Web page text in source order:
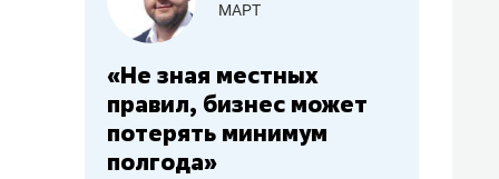
МАРТ
«Не зная местных
правил, бизнес может
потерять минимум
полгода»